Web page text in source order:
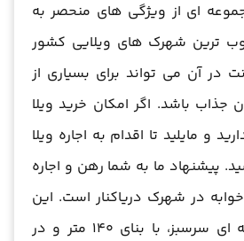
ای از ویژگی های منحصر به
ترین شهرک های ویلایی کشور
آن می تواند برای بسیاری از
جذاب باشد. اگر امکان خرید ویلا
و مایلید تا اقدام به اجاره ویلا
پیشنهاد ما به شما رهن و اجاره
سالانه این ویلای 3 خوابه در شهرک دریاکنار است. این
ویلای زیبا در محوطه ای سرسبز، با بنای 140 متر و در